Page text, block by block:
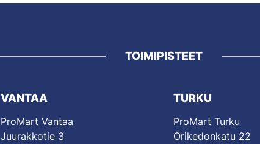
TOIMIPISTEET
VANTAA
ProMart Vantaa
Juurakkotie 3
TURKU
ProMart Turku
Orikedonkatu 22